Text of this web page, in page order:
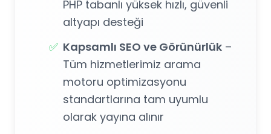
PHP tabanlı yüksek hızlı, güvenli
altyapı desteği
✅ Kapsamlı SEO ve Görünürlük –
Tüm hizmetlerimiz arama
motoru optimizasyonu
standartlarına tam uyumlu
olarak yayına alınır